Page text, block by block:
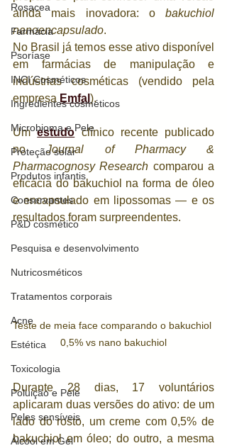
Rosacea
Farmácia
Psoríase
INCI Cosméticos
Ingredientes cosméticos
Microbioma e Pele
Proteção solar
Produtos infantis
Conservantes
P&D cosmético
Pesquisa e desenvolvimento
Nutricosméticos
Tratamentos corporais
Acne
Estética
Toxicologia
Poluição e Pele
Peles sensíveis
Álcool em Gel
ainda mais inovadora: o bakuchiol
nanoencapsulado.
No Brasil já temos esse ativo disponível
em farmácias de manipulação e
indústrias cosméticas (vendido pela
empresa Emfal ).
Um estudo clínico recente publicado
no Journal of Pharmacy &
Pharmacognosy Research comparou a
eficácia do bakuchiol na forma de óleo
e encapsulado em lipossomas — e os
resultados foram surpreendentes.
Teste de meia face comparando o bakuchiol
0,5% vs nano bakuchiol
Durante 28 dias, 17 voluntários
aplicaram duas versões do ativo: de um
lado do rosto, um creme com 0,5% de
bakuchiol em óleo; do outro, a mesma